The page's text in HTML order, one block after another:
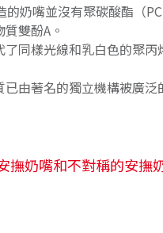
的奶嘴並沒有聚碳酸酯（
雙酚A。
了同樣光線和乳白色的聚丙
已由著名的獨立機構被廣
撫奶嘴和不對稱的安撫